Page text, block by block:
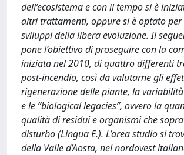
dell’ecosistema e con il tempo si è
altri trattamenti, oppure si è optato per
sviluppi della libera evoluzione. Il
pone l’obiettivo di proseguire con la
iniziata nel 2010, di quattro differenti
post-incendio, così da valutarne gli
rigenerazione delle piante, la
e le “biological legacies”, ovvero la
qualità di residui e organismi che
disturbo (Lingua E.). L’area studio si
della Valle d’Aosta, nel nordovest